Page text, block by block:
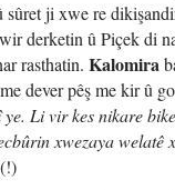
sûret ji xwe re
derketin û Piçek di
rasthatin. Kalomira
dever pêş me kir û
ye. Li vir kes nikare
xwezaya welatê
(!)